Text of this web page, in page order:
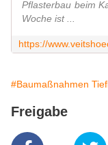
Pflasterbau beim
Woche ist ...
#Baumaßnahmen
Freigabe